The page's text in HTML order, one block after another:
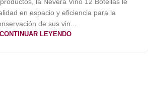
en espacio y eficiencia para la
de sus vin...
CONTINUAR LEYENDO